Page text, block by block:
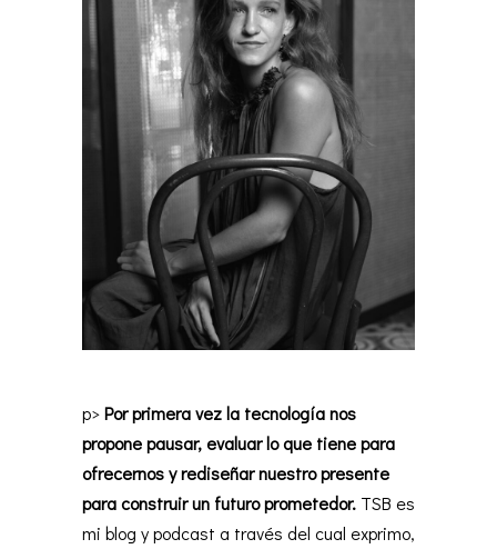
p>Por primera vez la tecnología nos
propone pausar, evaluar lo que tiene para
ofrecernos y rediseñar nuestro presente
para construir un futuro prometedor. TSB es
mi blog y podcast a través del cual exprimo,